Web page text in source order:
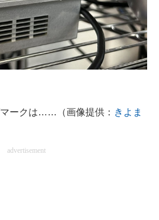
ト
ト
援ークは……（画像提供： きよま
advertisement